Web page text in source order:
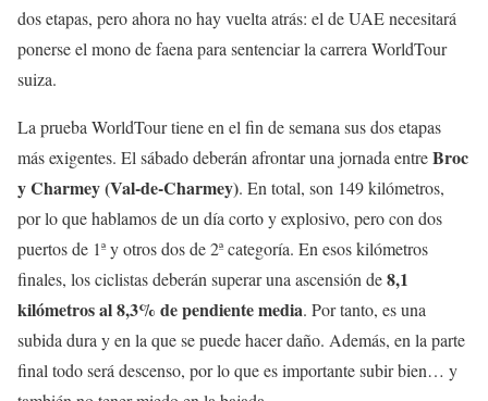
dos etapas, pero ahora no hay vuelta atrás: el de UAE necesitará
ponerse el mono de faena para sentenciar la carrera WorldTour
suiza.
La prueba WorldTour tiene en el fin de semana sus dos etapas
más exigentes. El sábado deberán afrontar una jornada entreBroc
y Charmey (Val-de-Charmey). En total, son 149 kilómetros,
por lo que hablamos de un día corto y explosivo, pero con dos
puertos de 1ª y otros dos de 2ª categoría. En esos kilómetros
finales, los ciclistas deberán superar una ascensión de8,1
kilómetros al 8,3% de pendiente media. Por tanto, es una
subida dura y en la que se puede hacer daño. Además, en la parte
final todo será descenso, por lo que es importante subir bien… y